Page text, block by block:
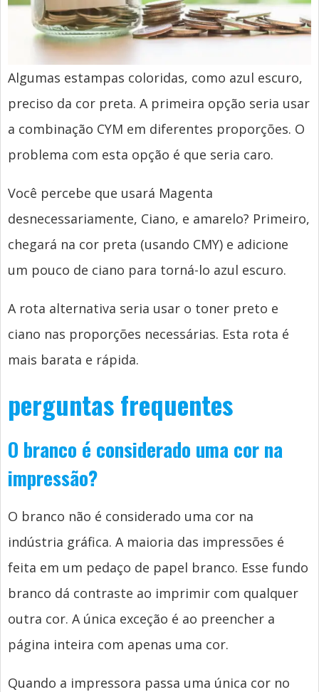
Algumas estampas coloridas, como azul escuro,
preciso da cor preta. A primeira opção seria usar
a combinação CYM em diferentes proporções. O
problema com esta opção é que seria caro.
Você percebe que usará Magenta
desnecessariamente, Ciano, e amarelo? Primeiro,
chegará na cor preta (usando CMY) e adicione
um pouco de ciano para torná-lo azul escuro.
A rota alternativa seria usar o toner preto e
ciano nas proporções necessárias. Esta rota é
mais barata e rápida.
perguntas frequentes
O branco é considerado uma cor na
impressão?
O branco não é considerado uma cor na
indústria gráfica. A maioria das impressões é
feita em um pedaço de papel branco. Esse fundo
branco dá contraste ao imprimir com qualquer
outra cor. A única exceção é ao preencher a
página inteira com apenas uma cor.
Quando a impressora passa uma única cor no